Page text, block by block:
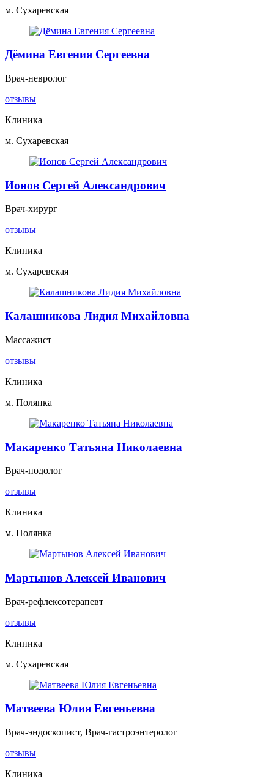
м. Сухаревская
Дёмина Евгения Сергеевна
Врач-невролог
отзывы
Клиника
м. Сухаревская
Ионов Сергей Александрович
Врач-хирург
отзывы
Клиника
м. Сухаревская
Калашникова Лидия Михайловна
Массажист
отзывы
Клиника
м. Полянка
Макаренко Татьяна Николаевна
Врач-подолог
отзывы
Клиника
м. Полянка
Мартынов Алексей Иванович
Врач-рефлексотерапевт
отзывы
Клиника
м. Сухаревская
Матвеева Юлия Евгеньевна
Врач-эндоскопист, Врач-гастроэнтеролог
отзывы
Клиника